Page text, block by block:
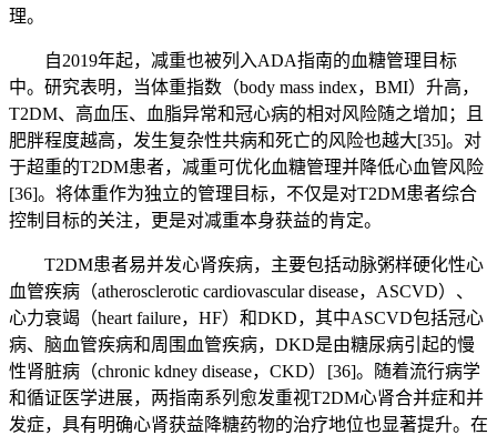
理。
自2019年起，减重也被列入ADA指南的血糖管理目标
中。研究表明，当体重指数（body mass index，BMI）升高，
T2DM、高血压、血脂异常和冠心病的相对风险随之增加；且
肥胖程度越高，发生复杂性共病和死亡的风险也越大[35]。对
于超重的T2DM患者，减重可优化血糖管理并降低心血管风险
[36]。将体重作为独立的管理目标，不仅是对T2DM患者综合
控制目标的关注，更是对减重本身获益的肯定。
T2DM患者易并发心肾疾病，主要包括动脉粥样硬化性心
血管疾病（atherosclerotic cardiovascular disease，ASCVD）、
心力衰竭（heart failure，HF）和DKD，其中ASCVD包括冠心
病、脑血管疾病和周围血管疾病，DKD是由糖尿病引起的慢
性肾脏病（chronic kdney disease，CKD） [36]。随着流行病学
和循证医学进展，两指南系列愈发重视T2DM心肾合并症和并
发症，具有明确心肾获益降糖药物的治疗地位也显著提升。在